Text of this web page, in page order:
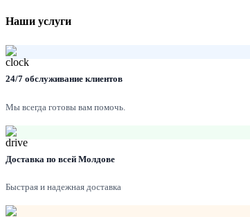
Наши услуги
24/7 обслуживание клиентов
Мы всегда готовы вам помочь.
Доставка по всей Молдове
Быстрая и надежная доставка